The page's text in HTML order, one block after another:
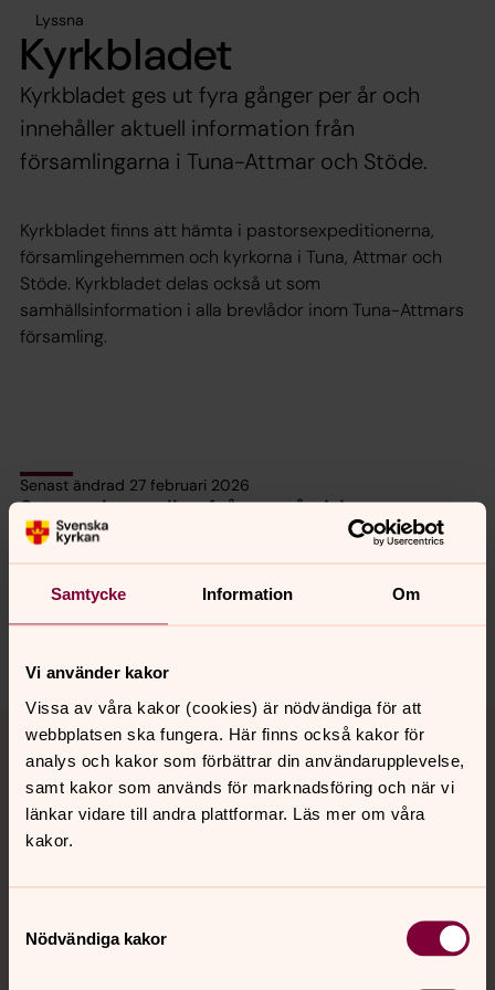
Samtycke Information Om
Vi använder kakor
Vissa av våra kakor (cookies) är nödvändiga för att
webbplatsen ska fungera. Här finns också kakor för
analys och kakor som förbättrar din användarupplevelse,
samt kakor som används för marknadsföring och när vi
länkar vidare till andra plattformar. Läs mer om våra
kakor.
Nödvändiga kakor
Lyssna
Kyrkbladet
Kyrkbladet ges ut fyra gånger per år och
innehåller aktuell information från
församlingarna i Tuna-Attmar och Stöde.
Kyrkbladet finns att hämta i pastorsexpeditionerna,
församlingehemmen och kyrkorna i Tuna, Attmar och
Stöde. Kyrkbladet delas också ut som
samhällsinformation i alla brevlådor inom Tuna-Attmars
församling.
Senast ändrad 27 februari 2026
Synpunkter eller frågor på sidans
innehåll?
medelpadssodra.pastorat@svenskakyrkan.se
Dela
Tillbaka till toppen
Tillbaka till innehållet
Kontakt